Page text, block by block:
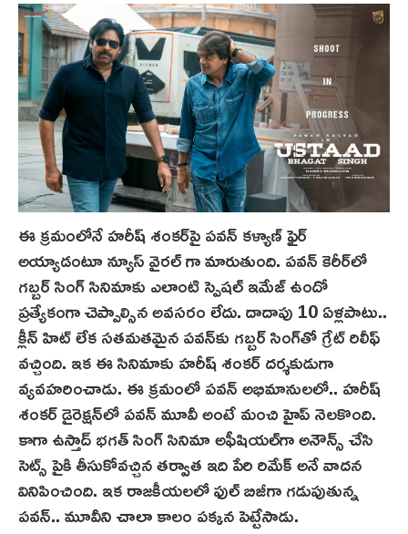
ఈ క్రమంలోనే హరీష్ శంకర్‌పై పవన్ కళ్యాణ్ ఫైర్
అయ్యాడంటూ న్యూస్‌ వైరల్ గా మారుతుంది. పవన్ కెరీర్‌లో
గబ్బర్ సింగ్ సినిమాకు ఎలాంటి స్పెషల్ ఇమేజ్ ఉందో
ప్రత్యేకంగా చెప్పాల్సిన అవసరం లేదు. దాదాపు 10 ఏళ్ల‌పాటు..
క్లీన్ హిట్ లేక సతమ‌త‌మైన పవన్‌కు గబ్బర్ సింగ్‌తో గ్రేట్ రిలీఫ్
వచ్చింది. ఇక ఈ సినిమాకు హరీష్ శంకర్ దర్శకుడుగా
వ్య‌వ‌హ‌రించాడు. ఈ క్ర‌మంలో పవన్ అభిమానులలో.. హరీష్
శంకర్ డైరెక్షన్‌లో పవన్ మూవీ అంటే మంచి హైప్ నెల‌కొంది.
కాగా ఉస్తాద్ భ‌గ‌త్ సింగ్ సినిమా అఫీషియల్‌గా అనౌన్స్ చేసి
సెట్స్ పైకి తీసుకోవచ్చిన త‌ర్వాత‌ ఇది పేరి రిమేక్ అనే వాదన
వినిపించింది. ఇక రాజకీయల‌లో ఫుల్ బిజీగా గడుపుతున్న
పవన్.. మూవీని చాలా కాలం పక్కన పెట్టేసాడు.